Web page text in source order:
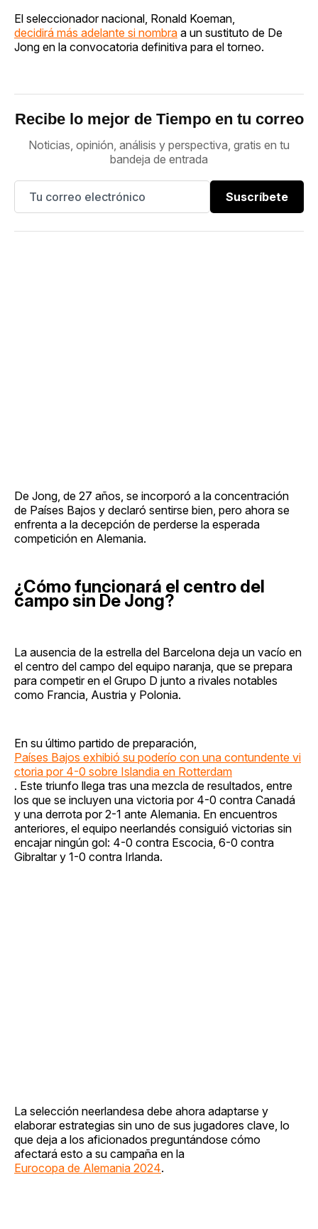
El seleccionador nacional, Ronald Koeman,
decidirá más adelante si nombra a un sustituto de De
Jong en la convocatoria definitiva para el torneo.
Recibe lo mejor de Tiempo en tu correo
Noticias, opinión, análisis y perspectiva, gratis en tu
bandeja de entrada
Suscríbete
De Jong, de 27 años, se incorporó a la concentración
de Países Bajos y declaró sentirse bien, pero ahora se
enfrenta a la decepción de perderse la esperada
competición en Alemania.
¿Cómo funcionará el centro del
campo sin De Jong?
La ausencia de la estrella del Barcelona deja un vacío en
el centro del campo del equipo naranja, que se prepara
para competir en el Grupo D junto a rivales notables
como Francia, Austria y Polonia.
En su último partido de preparación,
Países Bajos exhibió su poderío con una contundente vi
ctoria por 4-0 sobre Islandia en Rotterdam
. Este triunfo llega tras una mezcla de resultados, entre
los que se incluyen una victoria por 4-0 contra Canadá
y una derrota por 2-1 ante Alemania. En encuentros
anteriores, el equipo neerlandés consiguió victorias sin
encajar ningún gol: 4-0 contra Escocia, 6-0 contra
Gibraltar y 1-0 contra Irlanda.
La selección neerlandesa debe ahora adaptarse y
elaborar estrategias sin uno de sus jugadores clave, lo
que deja a los aficionados preguntándose cómo
afectará esto a su campaña en la
Eurocopa de Alemania 2024.